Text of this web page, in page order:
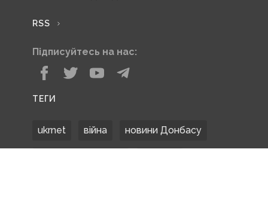
RSS
Підписуйтесь на нас:
ТЕГИ
ukrnet війна новини Донбасу